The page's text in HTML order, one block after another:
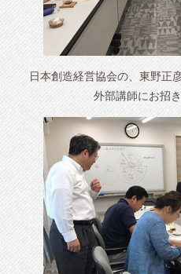
日本創造経営協会の、東野正
外部講師にお招